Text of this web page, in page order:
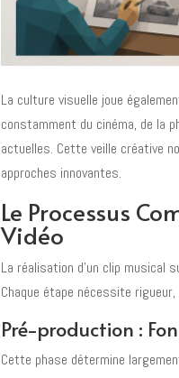
La culture visuelle joue
constamment du cinéma, de la
actuelles. Cette veille créative
approches innovantes.
Le Processus
Vidéo
La réalisation d'un clip musical
Chaque étape nécessite
Pré-production :
Cette phase détermine